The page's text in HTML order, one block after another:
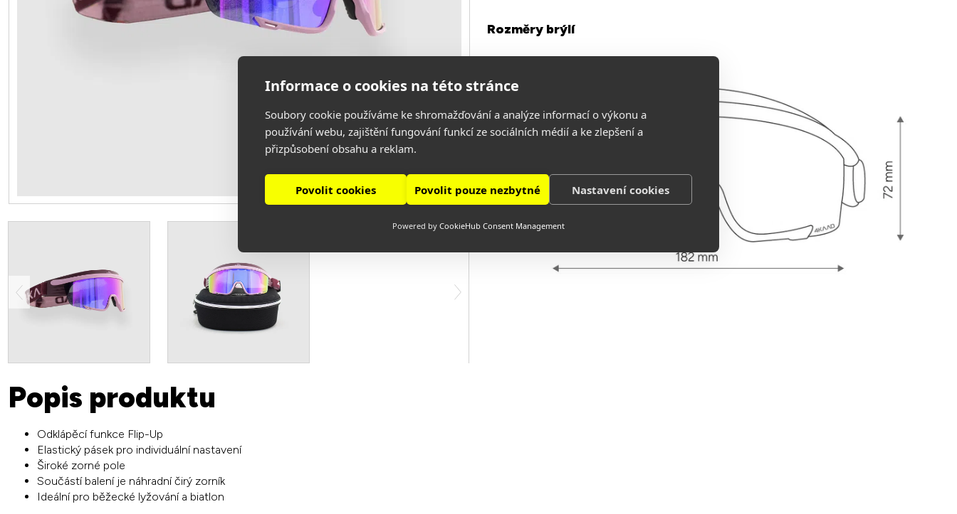
Informace o cookies na této stránce
Soubory cookie používáme ke shromažďování a analýze informací o výkonu a
používání webu, zajištění fungování funkcí ze sociálních médií a ke zlepšení a
přizpůsobení obsahu a reklam.
Povolit cookies Povolit pouze nezbytné Nastavení cookies
Powered by CookieHub Consent Management
Rozměry brýlí
Popis produktu
Odklápěcí funkce Flip-Up
Elastický pásek pro individuální nastavení
Široké zorné pole
Součástí balení je náhradní čirý zorník
Ideální pro běžecké lyžování a biatlon